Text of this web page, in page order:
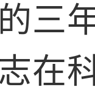
三
在